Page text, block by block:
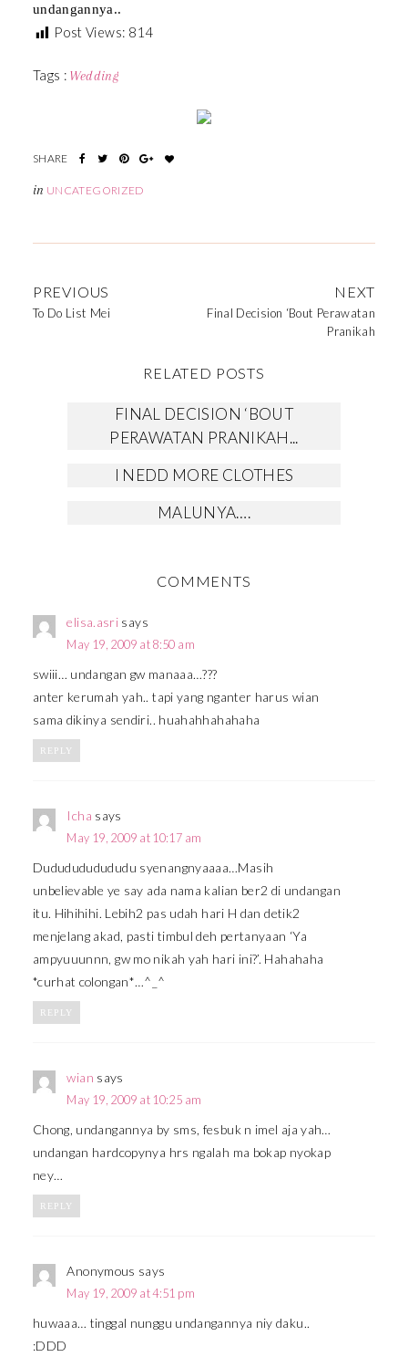
undangannya..
Post Views: 814
Tags : Wedding
in UNCATEGORIZED
PREVIOUS
To Do List Mei
NEXT
Final Decision ‘Bout Perawatan
Pranikah
RELATED POSTS
FINAL DECISION ‘BOUT
PERAWATAN PRANIKAH...
I NEDD MORE CLOTHES
MALUNYA….
COMMENTS
elisa.asri says
May 19, 2009 at 8:50 am
swiii… undangan gw manaaa…???
anter kerumah yah.. tapi yang nganter harus wian
sama dikinya sendiri.. huahahhahahaha
REPLY
Icha says
May 19, 2009 at 10:17 am
Dududududududu syenangnyaaaa…Masih
unbelievable ye say ada nama kalian ber2 di undangan
itu. Hihihihi. Lebih2 pas udah hari H dan detik2
menjelang akad, pasti timbul deh pertanyaan ‘Ya
ampyuuunnn, gw mo nikah yah hari ini?’. Hahahaha
*curhat colongan*…^_^
REPLY
wian says
May 19, 2009 at 10:25 am
Chong, undangannya by sms, fesbuk n imel aja yah…
undangan hardcopynya hrs ngalah ma bokap nyokap
ney…
REPLY
Anonymous says
May 19, 2009 at 4:51 pm
huwaaa… tinggal nunggu undangannya niy daku..
:DDD